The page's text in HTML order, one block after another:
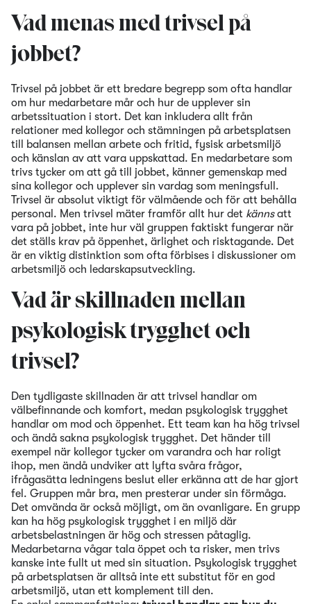
Vad menas med trivsel på
jobbet?
Trivsel på jobbet är ett bredare begrepp som ofta handlar
om hur medarbetare mår och hur de upplever sin
arbetssituation i stort. Det kan inkludera allt från
relationer med kollegor och stämningen på arbetsplatsen
till balansen mellan arbete och fritid, fysisk arbetsmiljö
och känslan av att vara uppskattad. En medarbetare som
trivs tycker om att gå till jobbet, känner gemenskap med
sina kollegor och upplever sin vardag som meningsfull.
Trivsel är absolut viktigt för välmående och för att behålla
personal. Men trivsel mäter framför allt hur det kännsatt
vara på jobbet, inte hur väl gruppen faktiskt fungerar när
det ställs krav på öppenhet, ärlighet och risktagande. Det
är en viktig distinktion som ofta förbises i diskussioner om
arbetsmiljö och ledarskapsutveckling.
Vad är skillnaden mellan
psykologisk trygghet och
trivsel?
Den tydligaste skillnaden är att trivsel handlar om
välbefinnande och komfort, medan psykologisk trygghet
handlar om mod och öppenhet. Ett team kan ha hög trivsel
och ändå sakna psykologisk trygghet. Det händer till
exempel när kollegor tycker om varandra och har roligt
ihop, men ändå undviker att lyfta svåra frågor,
ifrågasätta ledningens beslut eller erkänna att de har gjort
fel. Gruppen mår bra, men presterar under sin förmåga.
Det omvända är också möjligt, om än ovanligare. En grupp
kan ha hög psykologisk trygghet i en miljö där
arbetsbelastningen är hög och stressen påtaglig.
Medarbetarna vågar tala öppet och ta risker, men trivs
kanske inte fullt ut med sin situation. Psykologisk trygghet
på arbetsplatsen är alltså inte ett substitut för en god
arbetsmiljö, utan ett komplement till den.